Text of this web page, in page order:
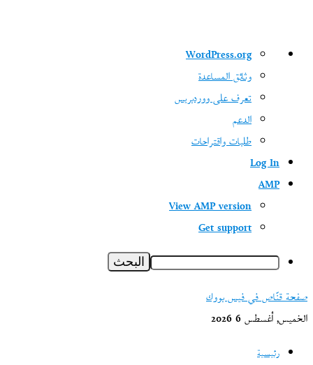
ووردبريس
WordPress.org
وثائق المساعدة
تعرف على ووردبريس
الدعم
طلبات واقتراحات
Log In
AMP
View AMP version
Get support
البحث
صفحة قنّاص في فيس بووك
الخميس, أغسطس 6 2026
رئيسية